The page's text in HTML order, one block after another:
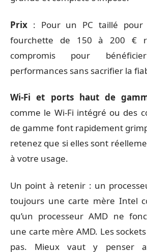
Prix : Pour un PC taillé pour
fourchette de 150 à 200 €
compromis pour
performances sans sacrifier la
Wi-Fi et ports haut de
comme le Wi-Fi intégré ou des
de gamme font rapidement
retenez que si elles sont
à votre usage.
Un point à retenir : un
toujours une carte mère Intel
qu’un processeur AMD ne
une carte mère AMD. Les
pas. Mieux vaut y penser